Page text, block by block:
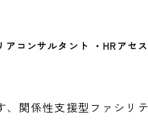
コンサルタント ・HRアセス
関係性支援型ファシリテ